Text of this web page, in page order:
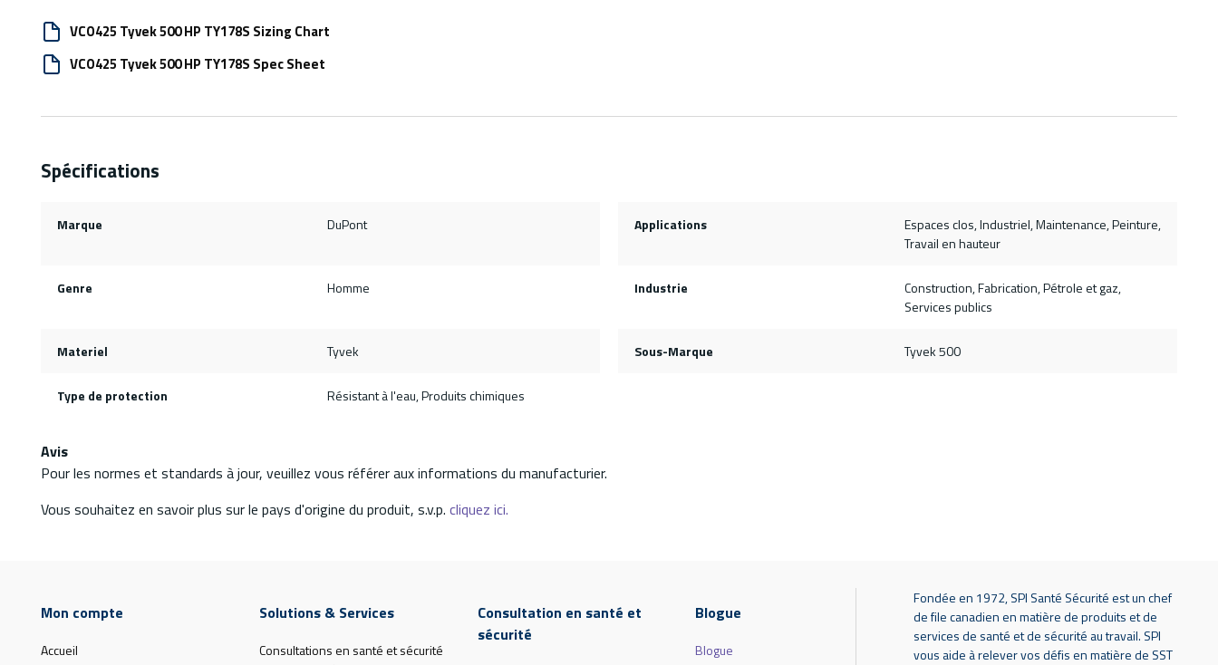
VCO425 Tyvek 500 HP TY178S Sizing Chart
VCO425 Tyvek 500 HP TY178S Spec Sheet
Spécifications
Marque DuPont Applications
Espaces clos, Industriel, Maintenance, Peinture,
Travail en hauteur
Genre Homme Industrie
Construction, Fabrication, Pétrole et gaz,
Services publics
Materiel Tyvek Sous-Marque Tyvek 500
Type de protection Résistant à l'eau, Produits chimiques
Avis
Pour les normes et standards à jour, veuillez vous référer aux informations du manufacturier.
Vous souhaitez en savoir plus sur le pays d'origine du produit, s.v.p. cliquez ici.
Mon compte
Accueil
Solutions & Services
Consultations en santé et sécurité
Consultation en santé et
sécurité
Blogue
Blogue
Fondée en 1972, SPI Santé Sécurité est un chef
de file canadien en matière de produits et de
services de santé et de sécurité au travail. SPI
vous aide à relever vos défis en matière de SST